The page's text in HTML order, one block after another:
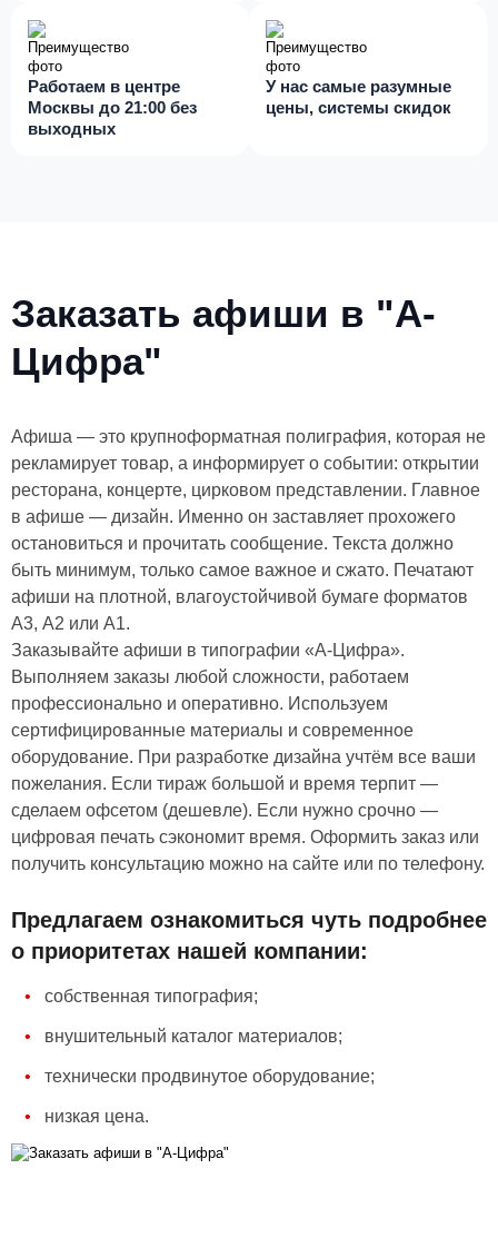
Работаем в центре
Москвы до 21:00 без
выходных
У нас самые разумные
цены, системы скидок
Заказать афиши в "А-
Цифра"
Афиша — это крупноформатная полиграфия, которая не
рекламирует товар, а информирует о событии: открытии
ресторана, концерте, цирковом представлении. Главное
в афише — дизайн. Именно он заставляет прохожего
остановиться и прочитать сообщение. Текста должно
быть минимум, только самое важное и сжато. Печатают
афиши на плотной, влагоустойчивой бумаге форматов
А3, А2 или А1.
Заказывайте афиши в типографии «А-Цифра».
Выполняем заказы любой сложности, работаем
профессионально и оперативно. Используем
сертифицированные материалы и современное
оборудование. При разработке дизайна учтём все ваши
пожелания. Если тираж большой и время терпит —
сделаем офсетом (дешевле). Если нужно срочно —
цифровая печать сэкономит время. Оформить заказ или
получить консультацию можно на сайте или по телефону.
Предлагаем ознакомиться чуть подробнее
о приоритетах нашей компании:
собственная типография;
внушительный каталог материалов;
технически продвинутое оборудование;
низкая цена.